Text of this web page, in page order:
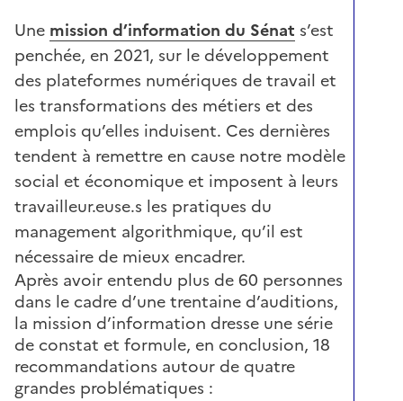
Une mission d’information du Sénat s’est
penchée, en 2021, sur le développement
des plateformes numériques de travail et
les transformations des métiers et des
emplois qu’elles induisent. Ces dernières
tendent à remettre en cause notre modèle
social et économique et imposent à leurs
travailleur.euse.s les pratiques du
management algorithmique, qu’il est
nécessaire de mieux encadrer.
Après avoir entendu plus de 60 personnes
dans le cadre d’une trentaine d’auditions,
la mission d’information dresse une série
de constat et formule, en conclusion, 18
recommandations autour de quatre
grandes problématiques :